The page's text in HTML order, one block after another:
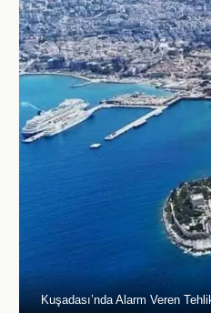
Kuşadası’nda Alarm Veren